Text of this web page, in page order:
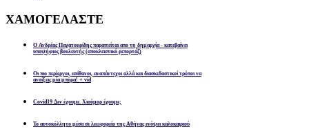
ΧΑΜΟΓΕΛΑΣΤΕ
Ο Ανδρέας Παχατουρίδης παραιτείται απο τη δημαρχία - κατεβαίνει
υποψήφιος βουλευτής (αποκλειστικό ρεπορτάζ)
Οι πιο περίεργοι, απίθανοι, αναπάντεχοι αλλά και διασκεδαστικοί τρόποι να
ανοίξεις μία μπύρα! + vid
Covid19 Δεν έχουμε. Χιούμορ έχουμε;
Το αυτοκόλλητο μέσα σε λεωφορείο της Αθήνας ενόψει καλοκαιριού